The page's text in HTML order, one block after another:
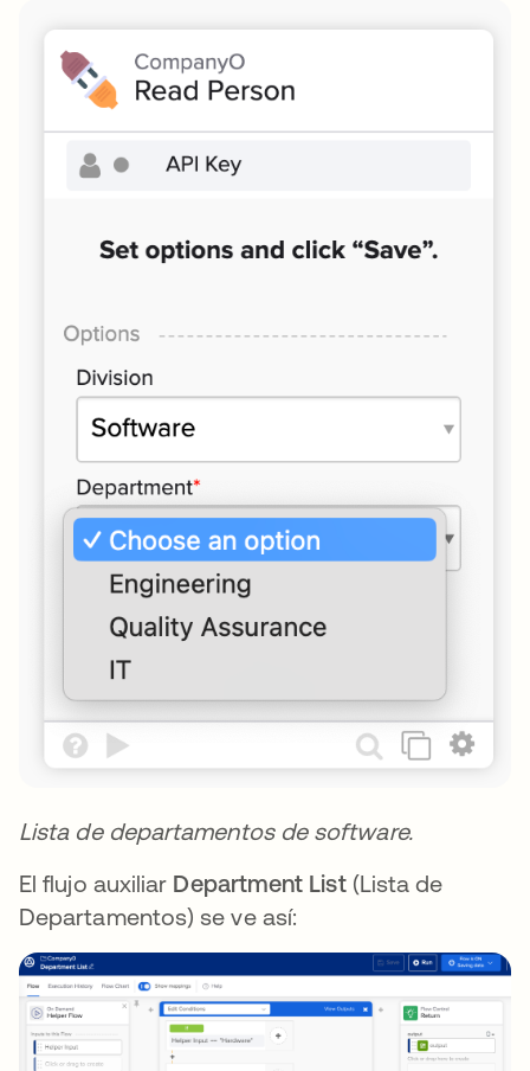
Lista de departamentos de software.
El flujo auxiliar Department List(Lista de
Departamentos) se ve así: